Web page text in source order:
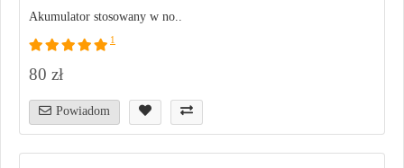
Akumulator stosowany w no..
1
80 zł
Powiadom